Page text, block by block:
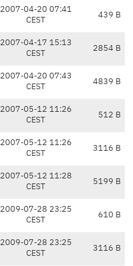
2007-04-20 07:41
CEST
439 B
2007-04-17 15:13
CEST
2854 B
2007-04-20 07:43
CEST
4839 B
2007-05-12 11:26
CEST
512 B
2007-05-12 11:26
CEST
3116 B
2007-05-12 11:28
CEST
5199 B
2009-07-28 23:25
CEST
610 B
2009-07-28 23:25
CEST
3116 B